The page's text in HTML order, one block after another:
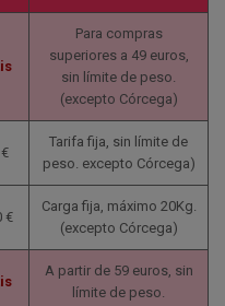
Para compras
superiores a 49 euros,
sin límite de peso.
(excepto Córcega)
Tarifa fija, sin límite de
peso. excepto Córcega)
€
Carga fija, máximo 20Kg.
(excepto Córcega)
A partir de 59 euros, sin
límite de peso.